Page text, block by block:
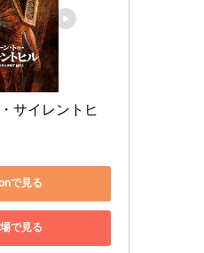
サイレントヒ
で見る
で見る